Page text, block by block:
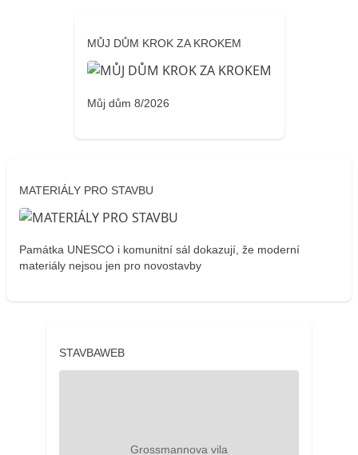
MŮJ DŮM KROK ZA KROKEM
Můj dům 8/2026
MATERIÁLY PRO STAVBU
Památka UNESCO i komunitní sál dokazují, že moderní
materiály nejsou jen pro novostavby
STAVBAWEB